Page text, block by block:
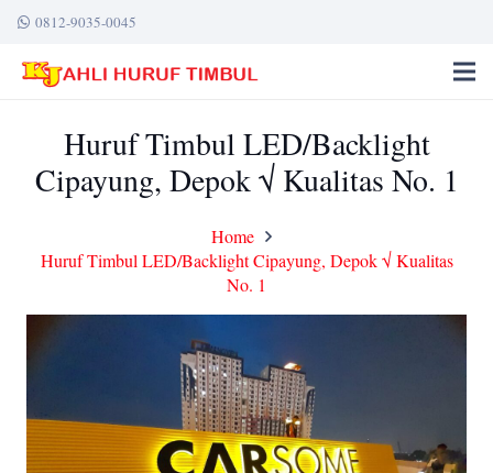
0812-9035-0045
Huruf Timbul LED/Backlight
Cipayung, Depok √ Kualitas No. 1
Home
Huruf Timbul LED/Backlight Cipayung, Depok √ Kualitas
No. 1